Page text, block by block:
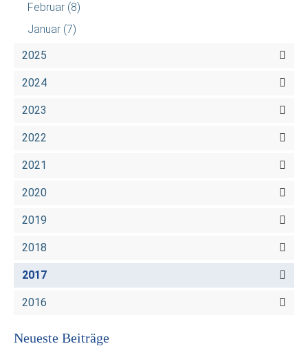
Februar (8)
Januar (7)
2025
2024
2023
2022
2021
2020
2019
2018
2017
2016
Neueste Beiträge